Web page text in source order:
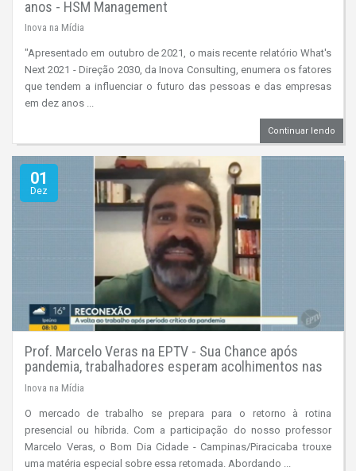
anos - HSM Management
Inova na Mídia
"Apresentado em outubro de 2021, o mais recente relatório What's
Next 2021 - Direção 2030, da Inova Consulting, enumera os fatores
que tendem a influenciar o futuro das pessoas e das empresas
em dez anos ...
Continuar lendo
01
Dez
Prof. Marcelo Veras na EPTV - Sua Chance após
pandemia, trabalhadores esperam acolhimentos nas
empresas
Inova na Mídia
O mercado de trabalho se prepara para o retorno à rotina
presencial ou híbrida. Com a participação do nosso professor
Marcelo Veras, o Bom Dia Cidade - Campinas/Piracicaba trouxe
uma matéria especial sobre essa retomada. Abordando ...